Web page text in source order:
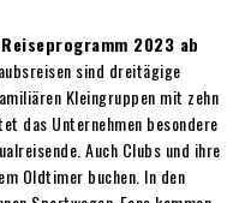
2023 ab
sind dreitägige
Kleingruppen mit zehn
das Unternehmen besondere
Auch Clubs und ihre
Oldtimer buchen. In den